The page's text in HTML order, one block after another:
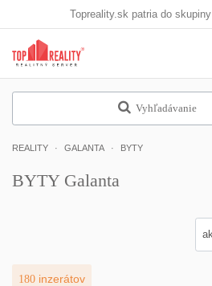
Topreality.sk patria do skupiny
Vyhľadávanie
REALITY GALANTA BYTY
BYTY Galanta
180 inzerátov